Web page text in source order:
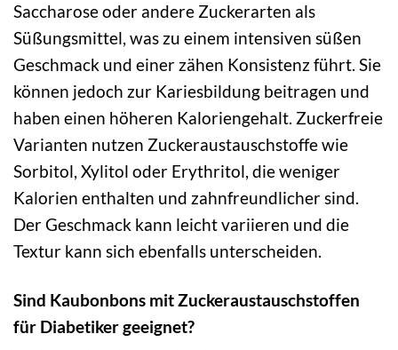
Saccharose oder andere Zuckerarten als
Süßungsmittel, was zu einem intensiven süßen
Geschmack und einer zähen Konsistenz führt. Sie
können jedoch zur Kariesbildung beitragen und
haben einen höheren Kaloriengehalt. Zuckerfreie
Varianten nutzen Zuckeraustauschstoffe wie
Sorbitol, Xylitol oder Erythritol, die weniger
Kalorien enthalten und zahnfreundlicher sind.
Der Geschmack kann leicht variieren und die
Textur kann sich ebenfalls unterscheiden.
Sind Kaubonbons mit Zuckeraustauschstoffen
für Diabetiker geeignet?